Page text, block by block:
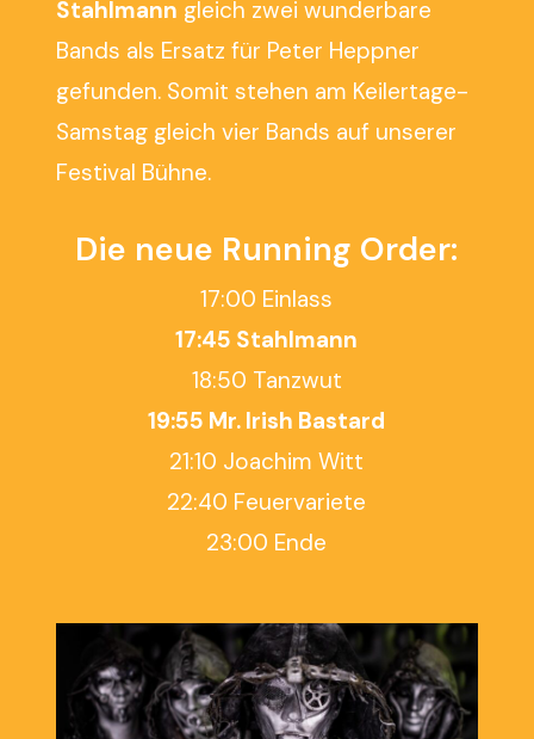
Stahlmann gleich zwei wunderbare
Bands als Ersatz für Peter Heppner
gefunden. Somit stehen am Keilertage-
Samstag gleich vier Bands auf unserer
Festival Bühne.
Die neue Running Order:
17:00 Einlass
17:45 Stahlmann
18:50 Tanzwut
19:55 Mr. Irish Bastard
21:10 Joachim Witt
22:40 Feuervariete
23:00 Ende